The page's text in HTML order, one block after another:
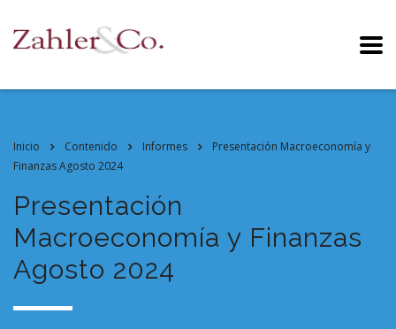
Inicio Contenido Informes
Presentación Macroeconomía y
Finanzas Agosto 2024
Presentación
Macroeconomía y Finanzas
Agosto 2024